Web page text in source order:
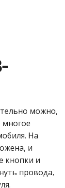
можно,
многое
На
и
кнопки и
провода,